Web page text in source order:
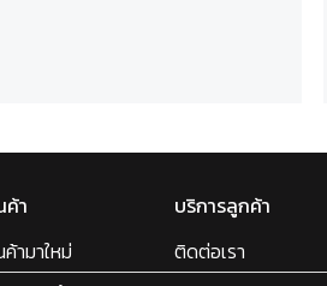
ค้า
ามาใหม่
บริการลูกค้า
ติดต่อเรา